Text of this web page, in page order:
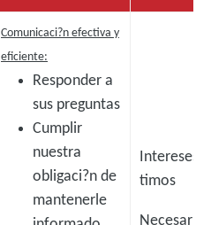
Comunicaci?n efectiva y
eficiente:
Responder a
sus preguntas
Cumplir
nuestra
obligaci?n de
mantenerle
Intereses
timos
Necesario